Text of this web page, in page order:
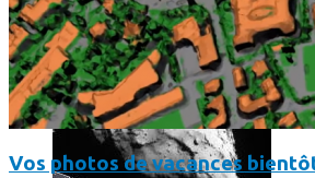
Les dernières photos envoyées par
Vos photos de vacances